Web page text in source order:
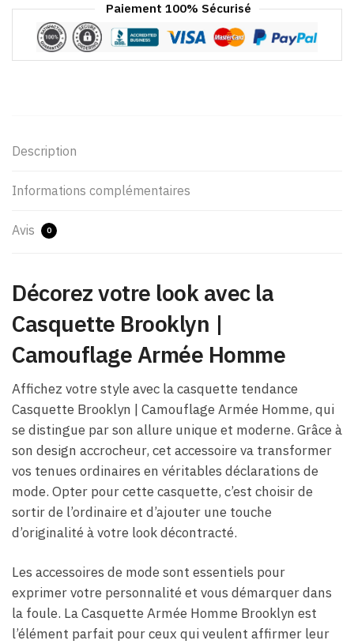
Paiement 100% Sécurisé
Description
Informations complémentaires
Avis 0
Décorez votre look avec la
Casquette Brooklyn |
Camouflage Armée Homme
Affichez votre style avec la casquette tendance
Casquette Brooklyn | Camouflage Armée Homme, qui
se distingue par son allure unique et moderne. Grâce à
son design accrocheur, cet accessoire va transformer
vos tenues ordinaires en véritables déclarations de
mode. Opter pour cette casquette, c’est choisir de
sortir de l’ordinaire et d’ajouter une touche
d’originalité à votre look décontracté.
Les accessoires de mode sont essentiels pour
exprimer votre personnalité et vous démarquer dans
la foule. La Casquette Armée Homme Brooklyn est
l’élément parfait pour ceux qui veulent affirmer leur